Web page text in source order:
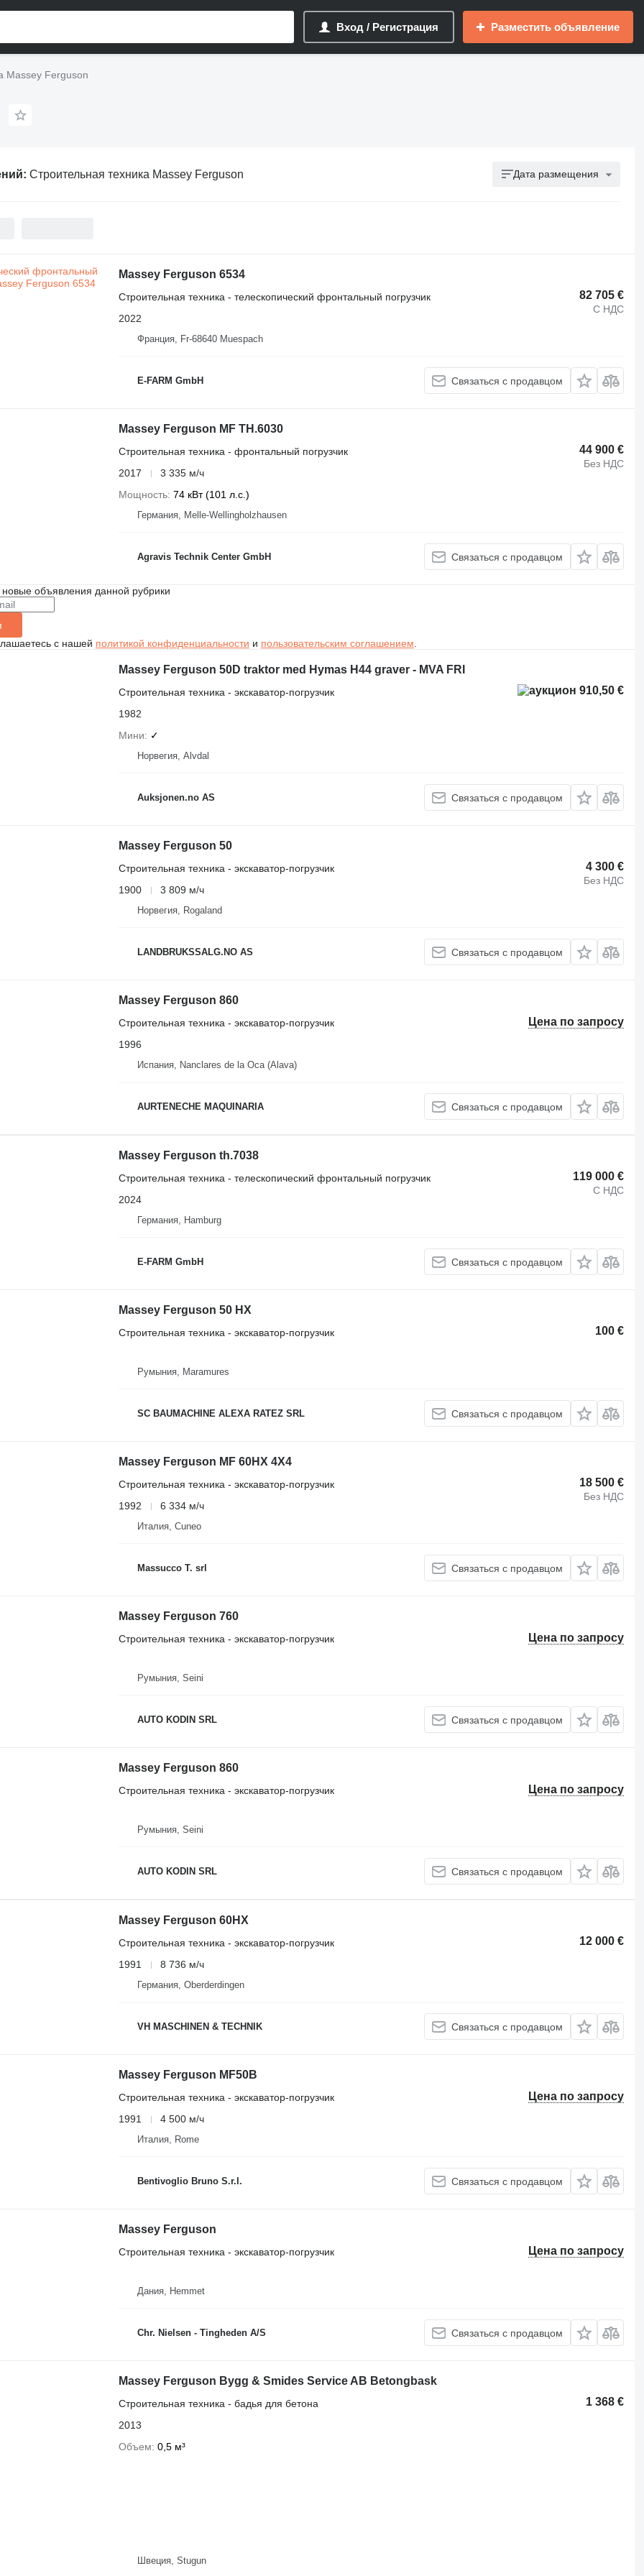
Вход / Регистрация Разместить объявление
Massey Ferguson
Строительная техника Massey Ferguson Дата размещения
Massey Ferguson 6534
82 705 €
С НДС
Строительная техника - телескопический фронтальный погрузчик
2022
Франция, Fr-68640 Muespach
E-FARM GmbH Связаться с продавцом
Massey Ferguson MF TH.6030
44 900 €
Без НДС
Строительная техника - фронтальный погрузчик
2017
3 335 м/ч
Мощность 74 кВт (101 л.с.)
Германия, Melle-Wellingholzhausen
Agravis Technik Center GmbH Связаться с продавцом
объявления данной рубрики
с нашей политикой конфиденциальности и пользовательским соглашением
Massey Ferguson 50D traktor med Hymas H44 graver - MVA FRI
910,50 €
Строительная техника - экскаватор-погрузчик
1982
Мини
✓
Норвегия, Alvdal
Auksjonen.no AS Связаться с продавцом
Massey Ferguson 50
4 300 €
Без НДС
Строительная техника - экскаватор-погрузчик
1900
3 809 м/ч
Норвегия, Rogaland
LANDBRUKSSALG.NO AS Связаться с продавцом
Massey Ferguson 860
Цена по запросу
Строительная техника - экскаватор-погрузчик
1996
Испания, Nanclares de la Oca (Alava)
AURTENECHE MAQUINARIA Связаться с продавцом
Massey Ferguson th.7038
119 000 €
С НДС
Строительная техника - телескопический фронтальный погрузчик
2024
Германия, Hamburg
E-FARM GmbH Связаться с продавцом
Massey Ferguson 50 HX
100 €
Строительная техника - экскаватор-погрузчик
Румыния, Maramures
SC BAUMACHINE ALEXA RATEZ SRL Связаться с продавцом
Massey Ferguson MF 60HX 4X4
18 500 €
Без НДС
Строительная техника - экскаватор-погрузчик
1992
6 334 м/ч
Италия, Cuneo
Massucco T. srl Связаться с продавцом
Massey Ferguson 760
Цена по запросу
Строительная техника - экскаватор-погрузчик
Румыния, Seini
AUTO KODIN SRL Связаться с продавцом
Massey Ferguson 860
Цена по запросу
Строительная техника - экскаватор-погрузчик
Румыния, Seini
AUTO KODIN SRL Связаться с продавцом
Massey Ferguson 60HX
12 000 €
Строительная техника - экскаватор-погрузчик
1991
8 736 м/ч
Германия, Oberderdingen
VH MASCHINEN & TECHNIK Связаться с продавцом
Massey Ferguson MF50B
Цена по запросу
Строительная техника - экскаватор-погрузчик
1991
4 500 м/ч
Италия, Rome
Bentivoglio Bruno S.r.l. Связаться с продавцом
Massey Ferguson
Цена по запросу
Строительная техника - экскаватор-погрузчик
Дания, Hemmet
Chr. Nielsen - Tingheden A/S Связаться с продавцом
Massey Ferguson Bygg & Smides Service AB Betongbask
1 368 €
Строительная техника - бадья для бетона
2013
Объем 0,5 м³
Швеция, Stugun